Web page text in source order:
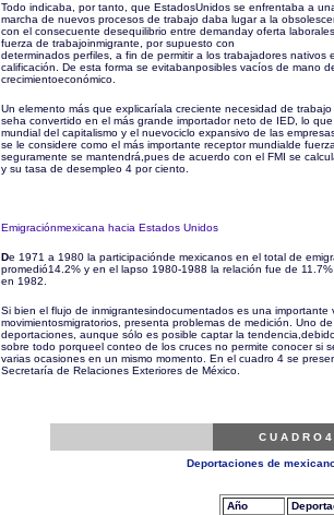
Todo indicaba, por tanto, que EstadosUnidos se enfrentaba a
marcha de nuevos procesos de trabajo daba lugar a la
con el consecuente desequilibrio entre demanday oferta
fuerza de trabajoinmigrante, por supuesto con
determinados perfiles, a fin de permitir a los trabajadores nativos
calificación. De esta forma se evitabanposibles vacíos de mano
crecimientoeconómico.
Un elemento más que explicaríala creciente necesidad de
seha convertido en el más grande importador neto de IED, lo
mundial del capitalismo y el nuevociclo expansivo de las
se le considere como el más importante receptor mundialde
seguramente se mantendrá,pues de acuerdo con el FMI se
y su tasa de desempleo 4 por ciento.
Emigraciónmexicana hacia Estados Unidos
De 1971 a 1980 la participaciónde mexicanos en el total de
promedió14.2% y en el lapso 1980-1988 la relación fue de
en 1982.
Si bien el flujo de inmigrantesindocumentados es una
movimientosmigratorios, presenta problemas de medición. Uno
deportaciones, aunque sólo es posible captar la
sobre todo porqueel conteo de los cruces no permite conocer si
varias ocasiones en un mismo momento. En el cuadro 4 se
Secretaría de Relaciones Exteriores de México.
C U A D R O 4
Deportaciones de
Año